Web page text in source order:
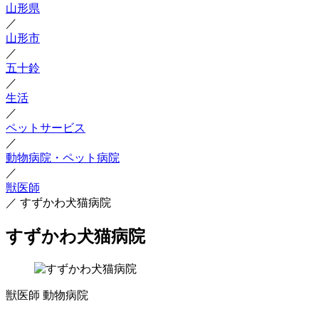
山形県
／
山形市
／
五十鈴
／
生活
／
ペットサービス
／
動物病院・ペット病院
／
獣医師
／ すずかわ犬猫病院
すずかわ犬猫病院
獣医師 動物病院